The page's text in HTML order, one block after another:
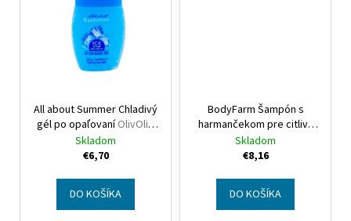
All about Summer Chladivý
gél po opaľovaníOlivOlio
All about Summer After
Burn Ice Gel
Skladom
€6,70
DO KOŠÍKA
BodyFarm Šampón s
harmančekom pre citlivú
pokožku hlavy/jemné
BodyFarm Shampoo
Skladom
€8,16
DO KOŠÍKA